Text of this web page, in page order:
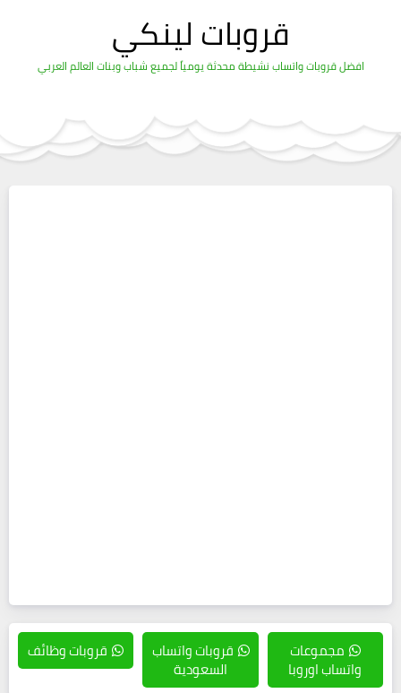
قروبات لينكي
افضل قروبات واتساب نشيطة محدثة يومياً لجميع شباب وبنات العالم العربي
مجموعات
واتساب اوروبا
قروبات واتساب
السعودية
قروبات وظائف